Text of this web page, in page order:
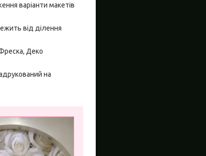
варіанти макетів
від ділення
Деко
на